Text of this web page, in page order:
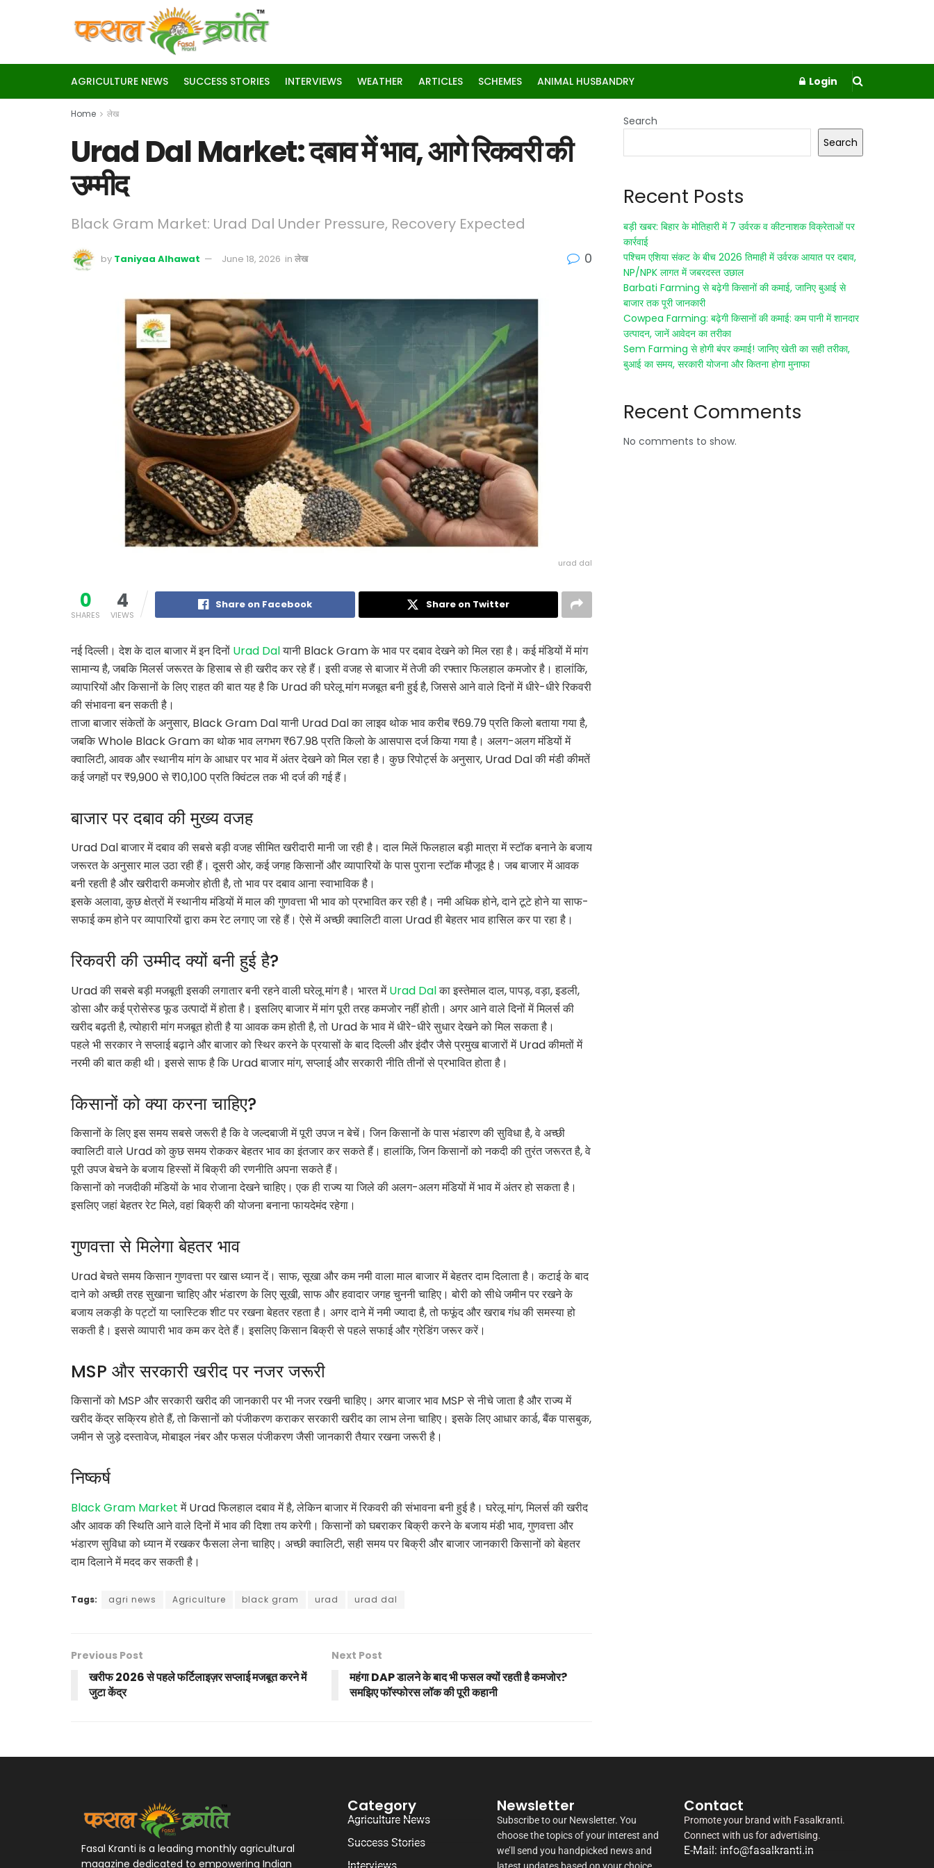
AGRICULTURE NEWS SUCCESS STORIES INTERVIEWS WEATHER ARTICLES SCHEMES ANIMAL HUSBANDRY Login
Home लेख
Urad Dal Market: दबाव में भाव, आगे रिकवरी की
उम्मीद
Black Gram Market: Urad Dal Under Pressure, Recovery Expected
by Taniyaa Alhawat June 18, 2026 in लेख 0
urad dal
0
SHARES
4
VIEWS
Share on Facebook Share on Twitter
नई दिल्ली। देश के दाल बाजार में इन दिनों Urad Dalयानी Black Gram के भाव पर दबाव देखने को मिल रहा है। कई मंडियों में मांग
सामान्य है, जबकि मिलर्स जरूरत के हिसाब से ही खरीद कर रहे हैं। इसी वजह से बाजार में तेजी की रफ्तार फिलहाल कमजोर है। हालांकि,
व्यापारियों और किसानों के लिए राहत की बात यह है कि Urad की घरेलू मांग मजबूत बनी हुई है, जिससे आने वाले दिनों में धीरे-धीरे रिकवरी
की संभावना बन सकती है।
ताजा बाजार संकेतों के अनुसार, Black Gram Dal यानी Urad Dal का लाइव थोक भाव करीब ₹69.79 प्रति किलो बताया गया है,
जबकि Whole Black Gram का थोक भाव लगभग ₹67.98 प्रति किलो के आसपास दर्ज किया गया है। अलग-अलग मंडियों में
क्वालिटी, आवक और स्थानीय मांग के आधार पर भाव में अंतर देखने को मिल रहा है। कुछ रिपोर्ट्स के अनुसार, Urad Dal की मंडी कीमतें
कई जगहों पर ₹9,900 से ₹10,100 प्रति क्विंटल तक भी दर्ज की गई हैं।
बाजार पर दबाव की मुख्य वजह
Urad Dal बाजार में दबाव की सबसे बड़ी वजह सीमित खरीदारी मानी जा रही है। दाल मिलें फिलहाल बड़ी मात्रा में स्टॉक बनाने के बजाय
जरूरत के अनुसार माल उठा रही हैं। दूसरी ओर, कई जगह किसानों और व्यापारियों के पास पुराना स्टॉक मौजूद है। जब बाजार में आवक
बनी रहती है और खरीदारी कमजोर होती है, तो भाव पर दबाव आना स्वाभाविक है।
इसके अलावा, कुछ क्षेत्रों में स्थानीय मंडियों में माल की गुणवत्ता भी भाव को प्रभावित कर रही है। नमी अधिक होने, दाने टूटे होने या साफ-
सफाई कम होने पर व्यापारियों द्वारा कम रेट लगाए जा रहे हैं। ऐसे में अच्छी क्वालिटी वाला Urad ही बेहतर भाव हासिल कर पा रहा है।
रिकवरी की उम्मीद क्यों बनी हुई है?
Urad की सबसे बड़ी मजबूती इसकी लगातार बनी रहने वाली घरेलू मांग है। भारत मेंUrad Dalका इस्तेमाल दाल, पापड़, वड़ा, इडली,
डोसा और कई प्रोसेस्ड फूड उत्पादों में होता है। इसलिए बाजार में मांग पूरी तरह कमजोर नहीं होती। अगर आने वाले दिनों में मिलर्स की
खरीद बढ़ती है, त्योहारी मांग मजबूत होती है या आवक कम होती है, तो Urad के भाव में धीरे-धीरे सुधार देखने को मिल सकता है।
पहले भी सरकार ने सप्लाई बढ़ाने और बाजार को स्थिर करने के प्रयासों के बाद दिल्ली और इंदौर जैसे प्रमुख बाजारों में Urad कीमतों में
नरमी की बात कही थी। इससे साफ है कि Urad बाजार मांग, सप्लाई और सरकारी नीति तीनों से प्रभावित होता है।
किसानों को क्या करना चाहिए?
किसानों के लिए इस समय सबसे जरूरी है कि वे जल्दबाजी में पूरी उपज न बेचें। जिन किसानों के पास भंडारण की सुविधा है, वे अच्छी
क्वालिटी वाले Urad को कुछ समय रोककर बेहतर भाव का इंतजार कर सकते हैं। हालांकि, जिन किसानों को नकदी की तुरंत जरूरत है, वे
पूरी उपज बेचने के बजाय हिस्सों में बिक्री की रणनीति अपना सकते हैं।
किसानों को नजदीकी मंडियों के भाव रोजाना देखने चाहिए। एक ही राज्य या जिले की अलग-अलग मंडियों में भाव में अंतर हो सकता है।
इसलिए जहां बेहतर रेट मिले, वहां बिक्री की योजना बनाना फायदेमंद रहेगा।
गुणवत्ता से मिलेगा बेहतर भाव
Urad बेचते समय किसान गुणवत्ता पर खास ध्यान दें। साफ, सूखा और कम नमी वाला माल बाजार में बेहतर दाम दिलाता है। कटाई के बाद
दाने को अच्छी तरह सुखाना चाहिए और भंडारण के लिए सूखी, साफ और हवादार जगह चुननी चाहिए। बोरी को सीधे जमीन पर रखने के
बजाय लकड़ी के पट्टों या प्लास्टिक शीट पर रखना बेहतर रहता है। अगर दाने में नमी ज्यादा है, तो फफूंद और खराब गंध की समस्या हो
सकती है। इससे व्यापारी भाव कम कर देते हैं। इसलिए किसान बिक्री से पहले सफाई और ग्रेडिंग जरूर करें।
MSP और सरकारी खरीद पर नजर जरूरी
किसानों को MSP और सरकारी खरीद की जानकारी पर भी नजर रखनी चाहिए। अगर बाजार भाव MSP से नीचे जाता है और राज्य में
खरीद केंद्र सक्रिय होते हैं, तो किसानों को पंजीकरण कराकर सरकारी खरीद का लाभ लेना चाहिए। इसके लिए आधार कार्ड, बैंक पासबुक,
जमीन से जुड़े दस्तावेज, मोबाइल नंबर और फसल पंजीकरण जैसी जानकारी तैयार रखना जरूरी है।
निष्कर्ष
Black Gram Marketमें Urad फिलहाल दबाव में है, लेकिन बाजार में रिकवरी की संभावना बनी हुई है। घरेलू मांग, मिलर्स की खरीद
और आवक की स्थिति आने वाले दिनों में भाव की दिशा तय करेगी। किसानों को घबराकर बिक्री करने के बजाय मंडी भाव, गुणवत्ता और
भंडारण सुविधा को ध्यान में रखकर फैसला लेना चाहिए। अच्छी क्वालिटी, सही समय पर बिक्री और बाजार जानकारी किसानों को बेहतर
दाम दिलाने में मदद कर सकती है।
Tags: agri news Agriculture black gram urad urad dal
Previous Post
खरीफ 2026 से पहले फर्टिलाइज़र सप्लाई मजबूत करने में
जुटा केंद्र
Next Post
महंगा DAP डालने के बाद भी फसल क्यों रहती है कमजोर?
समझिए फॉस्फोरस लॉक की पूरी कहानी
Search
Search
Recent Posts
बड़ी खबर: बिहार के मोतिहारी में 7 उर्वरक व कीटनाशक विक्रेताओं पर
कार्रवाई
पश्चिम एशिया संकट के बीच 2026 तिमाही में उर्वरक आयात पर दबाव,
NP/NPK लागत में जबरदस्त उछाल
Barbati Farming से बढ़ेगी किसानों की कमाई, जानिए बुआई से
बाजार तक पूरी जानकारी
Cowpea Farming: बढ़ेगी किसानों की कमाई: कम पानी में शानदार
उत्पादन, जानें आवेदन का तरीका
Sem Farming से होगी बंपर कमाई! जानिए खेती का सही तरीका,
बुआई का समय, सरकारी योजना और कितना होगा मुनाफा
Recent Comments
No comments to show.
Fasal Kranti is a leading monthly agricultural
magazine dedicated to empowering Indian
Category
Agriculture News
Success Stories
Newsletter
Subscribe to our Newsletter. You
choose the topics of your interest and
we’ll send you handpicked news and
latest updates based on your choice.
Contact
Promote your brand with Fasalkranti.
Connect with us for advertising.
E-Mail: info@fasalkranti.in